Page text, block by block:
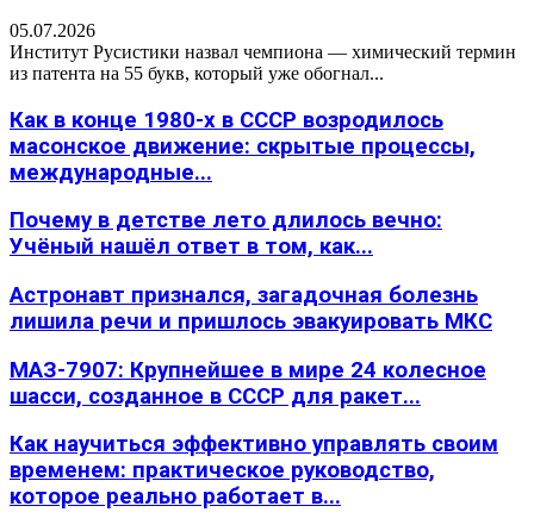
05.07.2026
Институт Русистики назвал чемпиона — химический термин
из патента на 55 букв, который уже обогнал...
Как в конце 1980-х в СССР возродилось
масонское движение: скрытые процессы,
международные...
Почему в детстве лето длилось вечно:
Учёный нашёл ответ в том, как...
Астронавт признался, загадочная болезнь
лишила речи и пришлось эвакуировать МКС
МАЗ-7907: Крупнейшее в мире 24 колесное
шасси, созданное в СССР для ракет...
Как научиться эффективно управлять своим
временем: практическое руководство,
которое реально работает в...